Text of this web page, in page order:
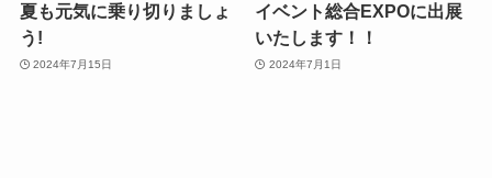
夏も元気に乗り切りましょ
う!
2024年7月15日
イベント総合EXPOに出展
いたします！！
2024年7月1日